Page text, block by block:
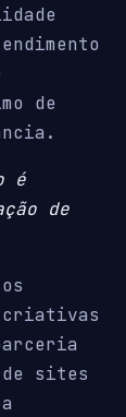
de
é
de
criativas
sites